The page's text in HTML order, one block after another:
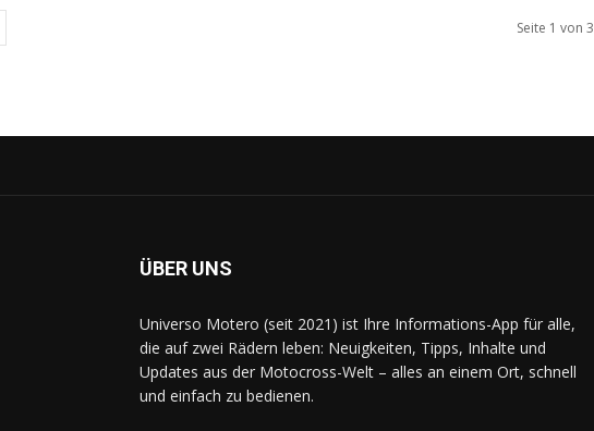
Seite 1 von 3
ÜBER UNS
Universo Motero (seit 2021) ist Ihre Informations-App für alle,
die auf zwei Rädern leben: Neuigkeiten, Tipps, Inhalte und
Updates aus der Motocross-Welt – alles an einem Ort, schnell
und einfach zu bedienen.